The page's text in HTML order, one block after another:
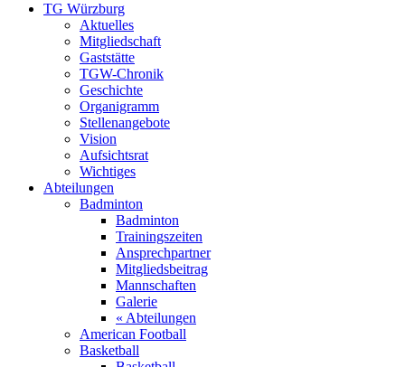
TG Würzburg
Aktuelles
Mitgliedschaft
Gaststätte
TGW-Chronik
Geschichte
Organigramm
Stellenangebote
Vision
Aufsichtsrat
Wichtiges
Abteilungen
Badminton
Badminton
Trainingszeiten
Ansprechpartner
Mitgliedsbeitrag
Mannschaften
Galerie
« Abteilungen
American Football
Basketball